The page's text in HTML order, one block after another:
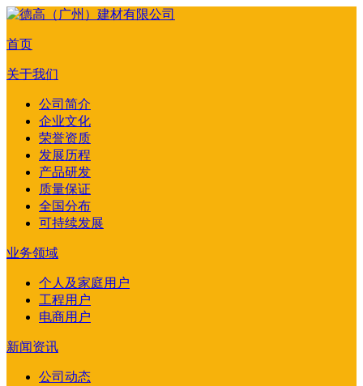
首页
关于我们
公司简介
企业文化
荣誉资质
发展历程
产品研发
质量保证
全国分布
可持续发展
业务领域
个人及家庭用户
工程用户
电商用户
新闻资讯
公司动态